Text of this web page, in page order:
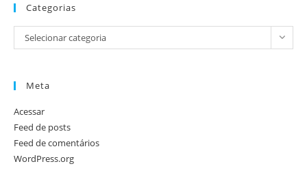
Categorias
Selecionar categoria
Meta
Acessar
Feed de posts
Feed de comentários
WordPress.org